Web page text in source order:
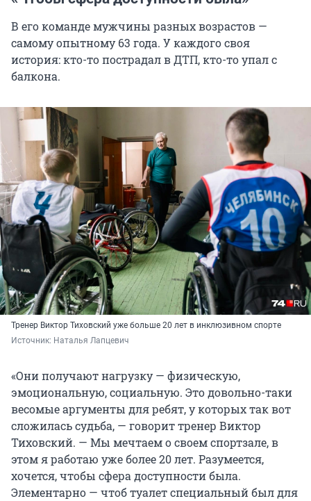
В его команде мужчины разных возрастов —
самому опытному 63 года. У каждого своя
история: кто-то пострадал в ДТП, кто-то упал с
балкона.
Тренер Виктор Тиховский уже больше 20 лет в инклюзивном спорте
Источник: Наталья Лапцевич
«Они получают нагрузку — физическую,
эмоциональную, социальную. Это довольно-таки
весомые аргументы для ребят, у которых так вот
сложилась судьба, — говорит тренер Виктор
Тиховский. — Мы мечтаем о своем спортзале, в
этом я работаю уже более 20 лет. Разумеется,
хочется, чтобы сфера доступности была.
Элементарно — чтоб туалет специальный был для